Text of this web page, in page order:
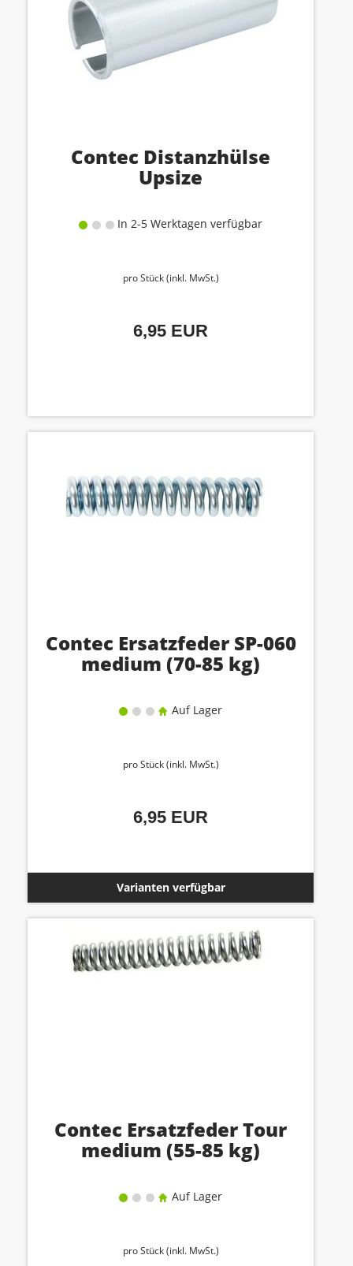
Contec Distanzhülse
Upsize
In 2-5 Werktagen verfügbar
pro Stück (inkl. MwSt.)
6,95 EUR
Contec Ersatzfeder SP-060
medium (70-85 kg)
Auf Lager
pro Stück (inkl. MwSt.)
6,95 EUR
Varianten verfügbar
Contec Ersatzfeder Tour
medium (55-85 kg)
Auf Lager
pro Stück (inkl. MwSt.)